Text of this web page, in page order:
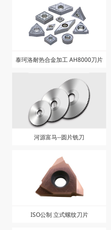
泰珂洛耐热合金加工 AH8000刀片
河源富马--圆片铣刀
ISO公制 立式螺纹刀片